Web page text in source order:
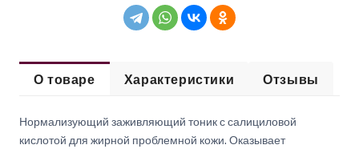
О товаре Характеристики Отзывы
Нормализующий заживляющий тоник с салициловой
кислотой для жирной проблемной кожи. Оказывает